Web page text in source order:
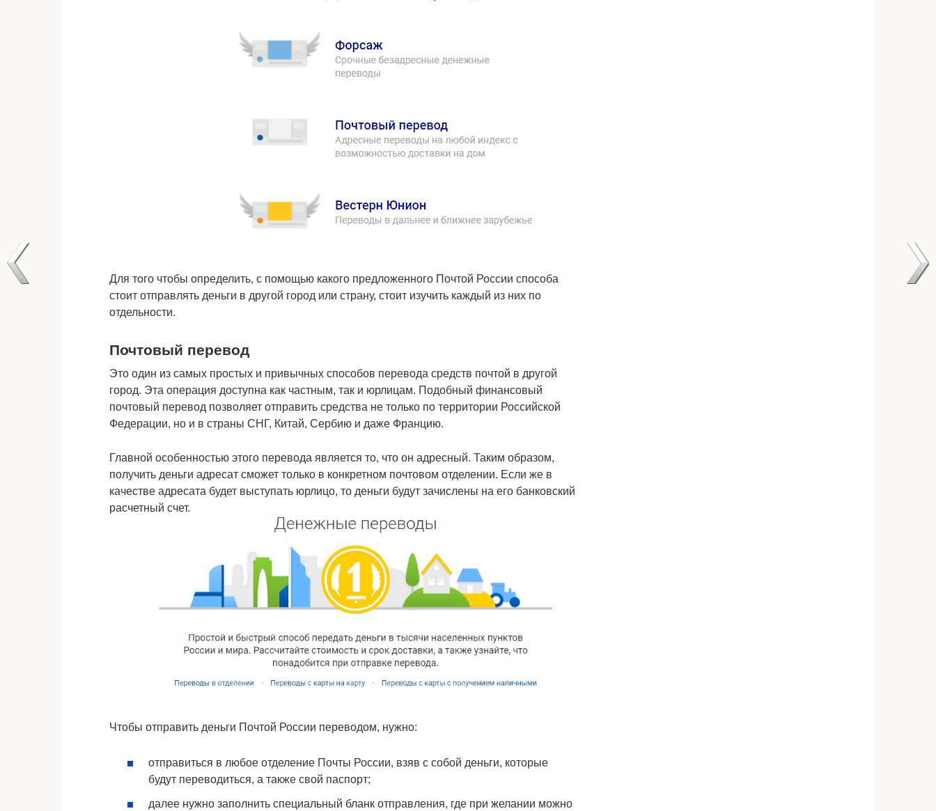
Для того чтобы определить, с помощью какого предложенного Почтой России способа
стоит отправлять деньги в другой город или страну, стоит изучить каждый из них по
отдельности.
Почтовый перевод
Это один из самых простых и привычных способов перевода средств почтой в другой
город. Эта операция доступна как частным, так и юрлицам. Подобный финансовый
почтовый перевод позволяет отправить средства не только по территории Российской
Федерации, но и в страны СНГ, Китай, Сербию и даже Францию.
Главной особенностью этого перевода является то, что он адресный. Таким образом,
получить деньги адресат сможет только в конкретном почтовом отделении. Если же в
качестве адресата будет выступать юрлицо, то деньги будут зачислены на его банковский
расчетный счет.
Чтобы отправить деньги Почтой России переводом, нужно:
отправиться в любое отделение Почты России, взяв с собой деньги, которые
будут переводиться, а также свой паспорт;
далее нужно заполнить специальный бланк отправления, где при желании можно